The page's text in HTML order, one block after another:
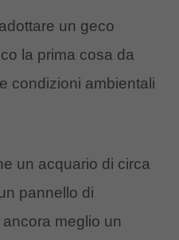
un geco
la prima cosa da
condizioni ambientali
un acquario di circa
pannello di
meglio un